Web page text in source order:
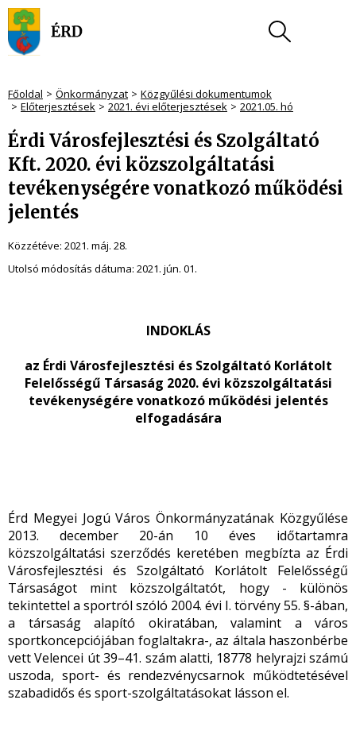
Főoldal Önkormányzat
Közgyűlési dokumentumok
Előterjesztések
2021. évi előterjesztések 2021.05. hó
Érdi Városfejlesztési és Szolgáltató
Kft. 2020. évi közszolgáltatási
tevékenységére vonatkozó működési
jelentés
Közzétéve: 2021. máj. 28.
Utolsó módosítás dátuma: 2021. jún. 01.
INDOKLÁS
az Érdi Városfejlesztési és Szolgáltató Korlátolt
Felelősségű Társaság 2020. évi közszolgáltatási
tevékenységére vonatkozó működési jelentés
elfogadására
Érd Megyei Jogú Város Önkormányzatának Közgyűlése
2013. december 20-án 10 éves időtartamra
közszolgáltatási szerződés keretében megbízta az Érdi
Városfejlesztési és Szolgáltató Korlátolt Felelősségű
Társaságot mint közszolgáltatót, hogy - különös
tekintettel a sportról szóló 2004. évi I. törvény 55. §-ában,
a társaság alapító okiratában, valamint a város
sportkoncepciójában foglaltakra-, az általa haszonbérbe
vett Velencei út 39–41. szám alatti, 18778 helyrajzi számú
uszoda, sport- és rendezvénycsarnok működtetésével
szabadidős és sport-szolgáltatásokat lásson el.